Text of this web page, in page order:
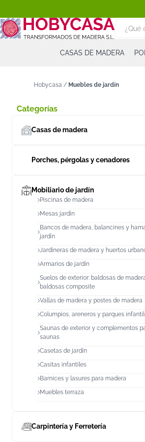
CASAS DE MADERA
Hobycasa / Muebles de jardín
Categorías
Casas de madera
Porches, pérgolas y cenadores
Mobiliario de jardín
Piscinas de madera
Mesas jardín
Bancos de madera, balancines y
jardín
Jardineras de madera y huertos
Armarios de jardín
Suelos de exterior: baldosas de
baldosas composite
Vallas de madera y postes de madera
Columpios, areneros y parques
Saunas de exterior y complementos
saunas
Casetas de jardín
Casitas infantiles
Barnices y lasures para madera
Muebles terraza
Carpintería y Ferretería